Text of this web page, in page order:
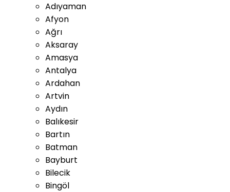
Adıyaman
Afyon
Ağrı
Aksaray
Amasya
Antalya
Ardahan
Artvin
Aydın
Balıkesir
Bartın
Batman
Bayburt
Bilecik
Bingöl